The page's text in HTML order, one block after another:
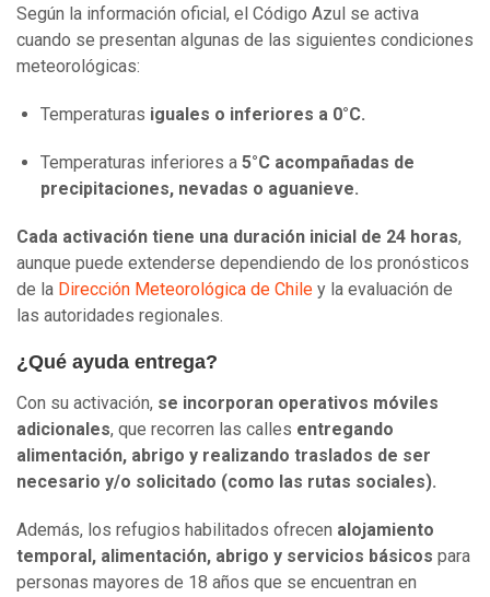
Según la información oficial, el Código Azul se activa
cuando se presentan algunas de las siguientes condiciones
meteorológicas:
Temperaturas iguales o inferiores a 0°C.
Temperaturas inferiores a 5°C acompañadas de
precipitaciones, nevadas o aguanieve.
Cada activación tiene una duración inicial de 24 horas,
aunque puede extenderse dependiendo de los pronósticos
de la Dirección Meteorológica de Chile y la evaluación de
las autoridades regionales.
¿Qué ayuda entrega?
Con su activación, se incorporan operativos móviles
adicionales, que recorren las calles entregando
alimentación, abrigo y realizando traslados de ser
necesario y/o solicitado (como las rutas sociales).
Además, los refugios habilitados ofrecen alojamiento
temporal, alimentación, abrigo y servicios básicos para
personas mayores de 18 años que se encuentran en